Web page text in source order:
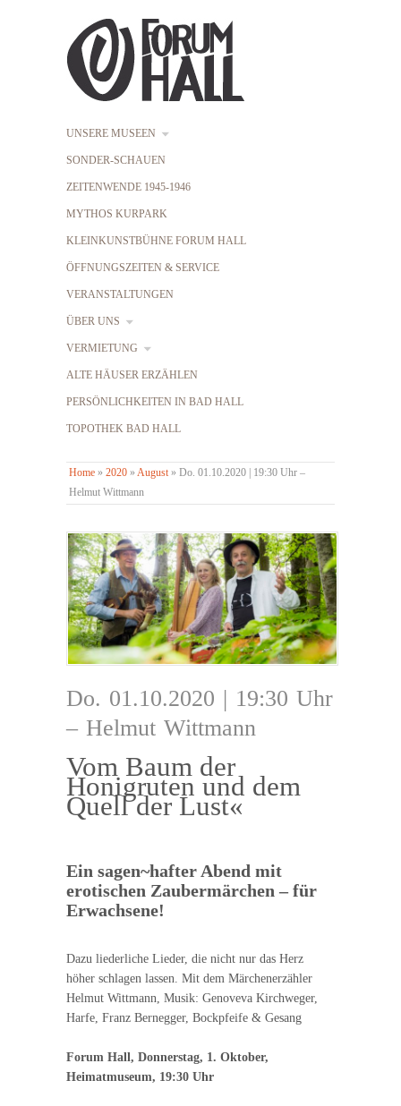
UNSERE MUSEEN
SONDER-SCHAUEN
ZEITENWENDE 1945-1946
MYTHOS KURPARK
KLEINKUNSTBÜHNE FORUM HALL
ÖFFNUNGSZEITEN & SERVICE
VERANSTALTUNGEN
ÜBER UNS
VERMIETUNG
ALTE HÄUSER ERZÄHLEN
PERSÖNLICHKEITEN IN BAD HALL
TOPOTHEK BAD HALL
Home » 2020 »August » Do. 01.10.2020 | 19:30 Uhr –
Helmut Wittmann
Do. 01.10.2020 | 19:30 Uhr
– Helmut Wittmann
Vom Baum der
Honigruten und dem
Quell der Lust«
Ein sagen~hafter Abend mit
erotischen Zaubermärchen – für
Erwachsene!
Dazu liederliche Lieder, die nicht nur das Herz
höher schlagen lassen. Mit dem Märchenerzähler
Helmut Wittmann, Musik: Genoveva Kirchweger,
Harfe, Franz Bernegger, Bockpfeife & Gesang
Forum Hall, Donnerstag, 1. Oktober,
Heimatmuseum, 19:30 Uhr